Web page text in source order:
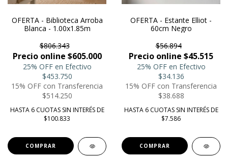
OFERTA - Biblioteca Arroba
Blanca - 1.00x1.85m
$806.343
Precio online $605.000
25% OFF en Efectivo
$453.750
15% OFF con Transferencia
$514.250
HASTA 6 CUOTAS SIN INTERÉS DE
$100.833
OFERTA - Estante Elliot -
60cm Negro
$56.894
Precio online $45.515
25% OFF en Efectivo
$34.136
15% OFF con Transferencia
$38.688
HASTA 6 CUOTAS SIN INTERÉS DE
$7.586
COMPRAR